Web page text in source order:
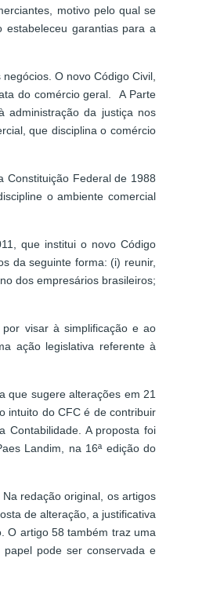
motivo pelo qual se
estabeleceu garantias para a
O novo Código Civil,
do comércio geral. A Parte
administração da justiça nos
que disciplina o comércio
Constituição Federal de 1988
o ambiente comercial
que institui o novo Código
da seguinte forma: (i) reunir,
dos empresários brasileiros;
visar à simplificação e ao
ação legislativa referente à
que sugere alterações em 21
intuito do CFC é de contribuir
Contabilidade. A proposta foi
Landim, na 16ª edição do
redação original, os artigos
de alteração, a justificativa
O artigo 58 também traz uma
pode ser conservada e